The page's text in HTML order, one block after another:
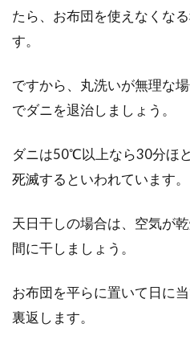
ないでしょ
和室にベ
皆さんは「
あるでしょ
ダウンラ
たら、お布団を使えなくな
す。
ですから、丸洗いが無理な
でダニを退治しましょう。
ダニは50℃以上なら30分ほ
死滅するといわれています。
天日干しの場合は、空気が
間に干しましょう。
お布団を平らに置いて日に
裏返します。